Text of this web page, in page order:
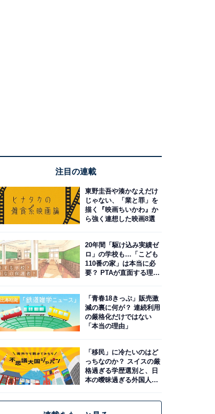
注目の連載
東野圭吾や湊かなえだけ
じゃない、「業と罪」を
描く『映画ちいかわ』か
ら強く連想した映画8選
20年間「駆け込み実績ゼ
ロ」の学校も…「こども
110番の家」は本当に必
要？ PTAが直面する理想
「青春18きっぷ」販売激
減の裏に何が？ 連続利用
の厳格化だけではない
「本当の理由」
「移民」に冷たいのはど
っちなのか？ スイスの厳
格過ぎる学歴選別と、日
本の曖昧過ぎる外国人政